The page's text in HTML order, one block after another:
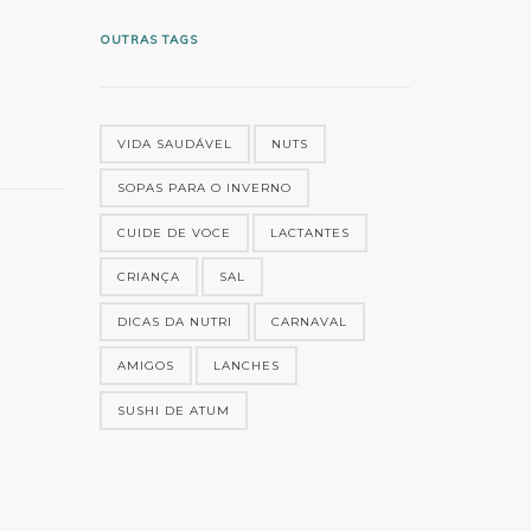
OUTRAS TAGS
VIDA SAUDÁVEL NUTS
SOPAS PARA O INVERNO
CUIDE DE VOCE LACTANTES
CRIANÇA SAL
DICAS DA NUTRI CARNAVAL
AMIGOS LANCHES
SUSHI DE ATUM